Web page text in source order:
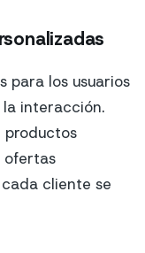
para los usuarios
interacción.
productos
ofertas
cada cliente se